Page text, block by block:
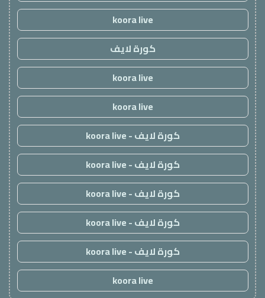
koora live
كورة لايف
koora live
koora live
كورة لايف - koora live
كورة لايف - koora live
كورة لايف - koora live
كورة لايف - koora live
كورة لايف - koora live
koora live